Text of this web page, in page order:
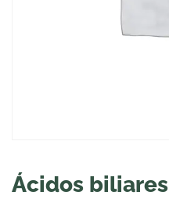
Ácidos biliares